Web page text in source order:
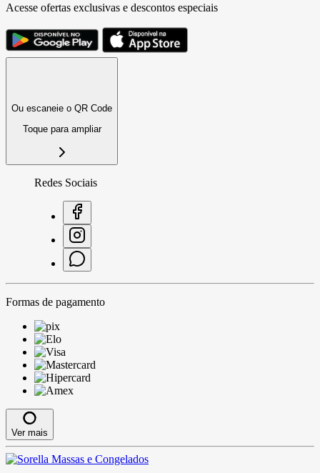
Acesse ofertas exclusivas e descontos especiais
Ou escaneie o QR Code
Toque para ampliar
Redes Sociais
Formas de pagamento
Ver mais